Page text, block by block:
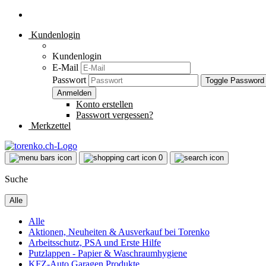
Kundenlogin
Kundenlogin
E-Mail
Passwort
Toggle
Konto erstellen
Passwort vergessen?
Merkzettel
0
Suche
Alle
Alle
Aktionen, Neuheiten & Ausverkauf bei Torenko
Arbeitsschutz, PSA und Erste Hilfe
Putzlappen - Papier & Waschraumhygiene
KFZ-Auto Garagen Produkte